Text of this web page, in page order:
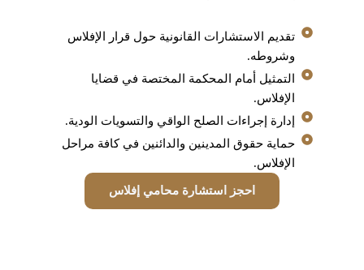
تقديم الاستشارات القانونية حول قرار الإفلاس
وشروطه.
التمثيل أمام المحكمة المختصة في قضايا
الإفلاس.
إدارة إجراءات الصلح الواقي والتسويات الودية.
حماية حقوق المدينين والدائنين في كافة مراحل
الإفلاس.
احجز استشارة محامي إفلاس